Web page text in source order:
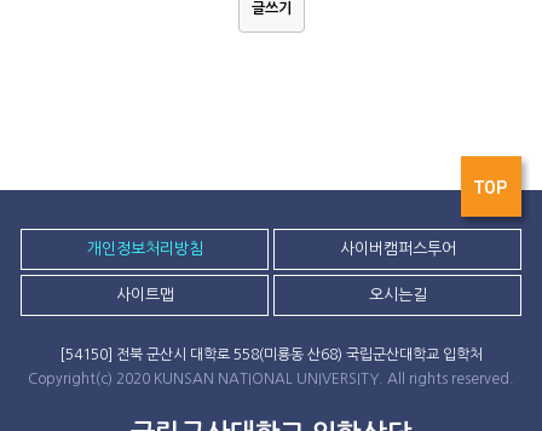
글쓰기
개인정보처리방침 사이버캠퍼스투어
사이트맵 오시는길
[54150] 전북 군산시 대학로 558(미룡동 산68) 국립군산대학교 입학처
Copyright(c) 2020 KUNSAN NATIONAL UNIVERSITY. All rights reserved.